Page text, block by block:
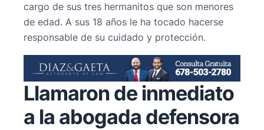
cargo de sus tres hermanitos que son menores
de edad. A sus 18 años le ha tocado hacerse
responsable de su cuidado y protección.
Llamaron de inmediato
a la abogada defensora